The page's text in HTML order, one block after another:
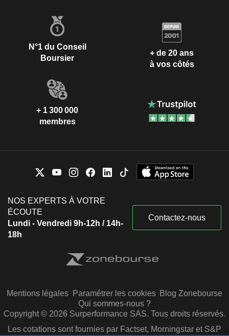
N°1 du Conseil
Boursier
+ de 20 ans
à vos côtés
+ 1 300 000
membres
NOS EXPERTS À VOTRE
ÉCOUTE
Lundi - Vendredi 9h-12h / 14h-
18h
Contactez-nous
Mentions légales Paramétrer les cookies Blog Zonebourse
Qui sommes-nous ?
Copyright © 2026 Surperformance SAS. Tous droits réservés.
Les cotations sont fournies par Factset, Morningstar et S&P